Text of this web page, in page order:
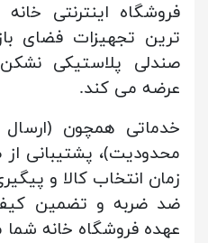
فروشگاه اینترنتی
ترین تجهیزات فضای
صندلی پلاستیکی
عرضه می کند.
خدماتی همچون
محدودیت)، پشتیبانی از
زمان انتخاب کالا و
ضد ضربه و تضمین
عهده فروشگاه خانه